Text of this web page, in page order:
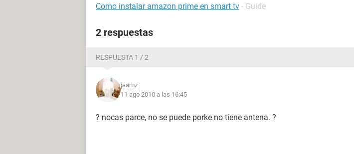
Como instalar amazon prime en smart tv - Guide
2 respuestas
RESPUESTA 1 / 2
jaamz
11 ago 2010 a las 16:45
? nocas parce, no se puede porke no tiene antena. ?